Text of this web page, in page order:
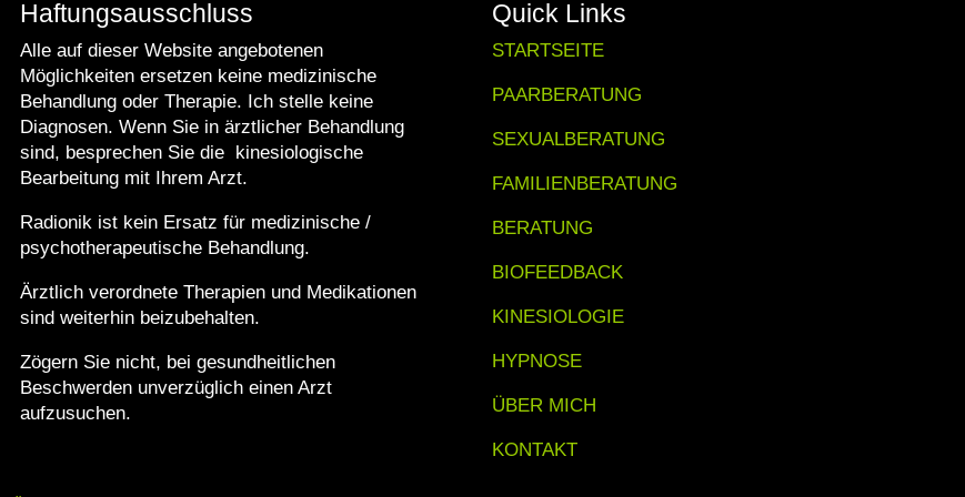
Haftungsausschluss
Alle auf dieser Website angebotenen
Möglichkeiten ersetzen keine medizinische
Behandlung oder Therapie. Ich stelle keine
Diagnosen. Wenn Sie in ärztlicher Behandlung
sind, besprechen Sie die kinesiologische
Bearbeitung mit Ihrem Arzt.
Radionik ist kein Ersatz für medizinische /
psychotherapeutische Behandlung.
Ärztlich verordnete Therapien und Medikationen
sind weiterhin beizubehalten.
Zögern Sie nicht, bei gesundheitlichen
Beschwerden unverzüglich einen Arzt
aufzusuchen.
Quick Links
STARTSEITE
PAARBERATUNG
SEXUALBERATUNG
FAMILIENBERATUNG
BERATUNG
BIOFEEDBACK
KINESIOLOGIE
HYPNOSE
ÜBER MICH
KONTAKT